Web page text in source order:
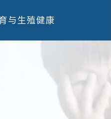
与生殖健康